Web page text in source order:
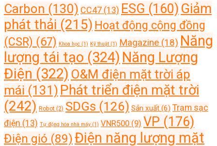
Carbon (130) CC47 (13) ESG (160) Giảm
phát thải (215) Hoạt động cộng đồng
(CSR) (67) Khoa học (1) Kỹ thuật (1) Magazine (18) Năng
lượng tái tạo (324) Năng Lượng
Điện (322) O&M điện mặt trời áp
mái (131) Phát triển điện mặt trời
(242) Robot (2) SDGs (126) Sản xuất (6) Trạm sạc
điện (13) Tự động hóa nhà máy (1) VNR500 (9) VP (176)
Điện gió (89)Điện năng lượng mặt